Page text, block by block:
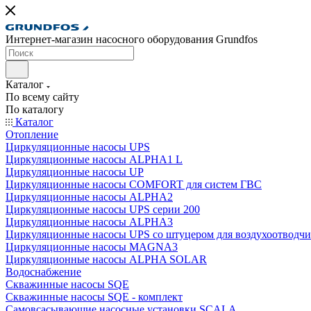
Интернет-магазин насосного оборудования Grundfos
Каталог
По всему сайту
По каталогу
Каталог
Отопление
Циркуляционные насосы UPS
Циркуляционные насосы ALPHA1 L
Циркуляционные насосы UP
Циркуляционные насосы COMFORT для систем ГВС
Циркуляционные насосы ALPHA2
Циркуляционные насосы UPS серии 200
Циркуляционные насосы ALPHA3
Циркуляционные насосы UPS со штуцером для
Циркуляционные насосы MAGNA3
Циркуляционные насосы ALPHA SOLAR
Водоснабжение
Скважинные насосы SQE
Скважинные насосы SQE - комплект